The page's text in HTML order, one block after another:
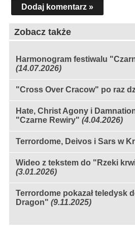
Dodaj komentarz »
Zobacz także
Harmonogram festiwalu
(14.07.2026)
"Cross Over Cracow" po raz
Hate, Christ Agony i
"Czarne Rewiry" (4.04.2026)
Terrordome, Deivos i Sars w
Wideo z tekstem do "Rzeki
(3.01.2026)
Terrordome pokazał teledysk
Dragon" (9.11.2025)